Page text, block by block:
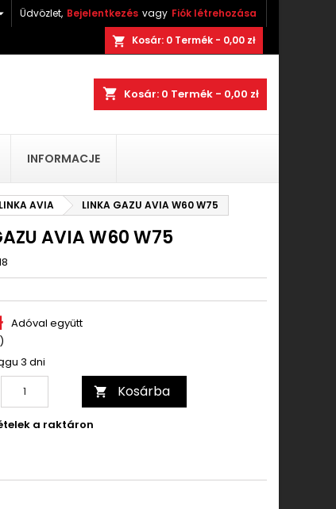
Üdvözlet, Bejelentkezés vagy Fiók létrehozása
shopping_cart Kosár: 0 Termék - 0,00 zł
shopping_cart Kosár: 0 Termék - 0,00 zł
INFORMACJE
LINKA AVIA LINKA GAZU AVIA W60 W75
AVIA W60 W75
Adóval együtt
3 dni
 Kosárba
a raktáron